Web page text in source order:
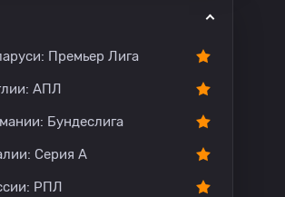
Премьер Лига
АПЛ
Бундеслига
Серия А
РПЛ